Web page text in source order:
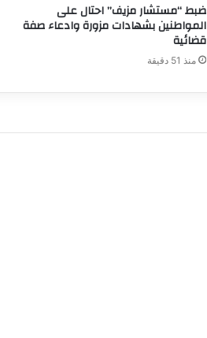
ضبط “مستشار مزيف” احتال على
المواطنين بشهادات مزورة وادعاء صفة
قضائية
منذ 51 دقيقة